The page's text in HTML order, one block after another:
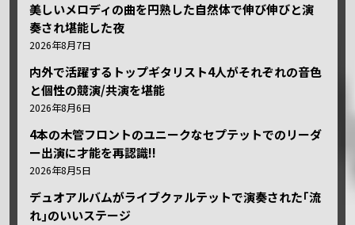
美しいメロディの曲を円熟した自然体で伸び伸びと演
奏され堪能した夜
2026年8月7日
内外で活躍するトップギタリスト4人がそれぞれの音色
と個性の競演/共演を堪能
2026年8月6日
4本の木管フロントのユニークなセプテットでのリーダ
ー出演に才能を再認識!!
2026年8月5日
デュオアルバムがライブクァルテットで演奏された｢流
れ｣のいいステージ